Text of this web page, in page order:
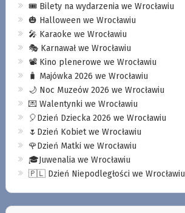
🎟️ Bilety na wydarzenia we Wrocławiu
🎃 Halloween we Wrocławiu
🎤 Karaoke we Wrocławiu
🎭 Karnawał we Wrocławiu
📽️ Kino plenerowe we Wrocławiu
🧳 Majówka 2026 we Wrocławiu
🌙 Noc Muzeów 2026 we Wrocławiu
💌 Walentynki we Wrocławiu
🎈Dzień Dziecka 2026 we Wrocławiu
🌷Dzień Kobiet we Wrocławiu
🌹Dzień Matki we Wrocławiu
🎓Juwenalia we Wrocławiu
🇵🇱 Dzień Niepodległości we Wrocławiu